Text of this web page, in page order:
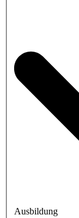
Ausbildung